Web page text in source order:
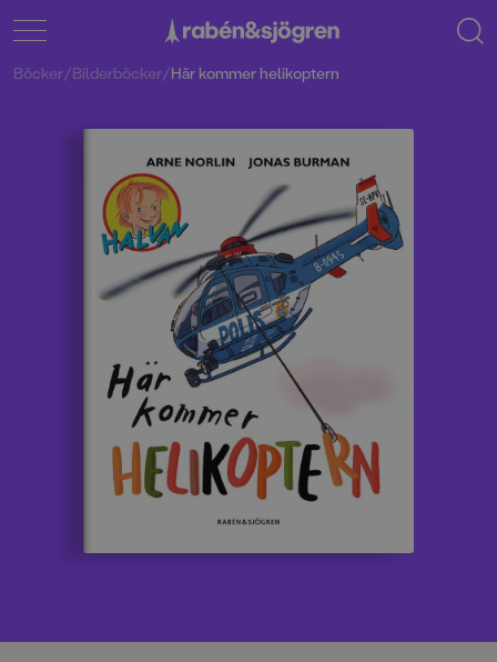
Böcker/Bilderböcker/Här kommer helikoptern